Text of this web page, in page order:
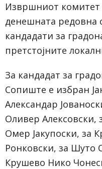
Извршниот
денешната редовна
кандадати за
претстојните
За кандадат за
Сопиште е избран
Александар
Оливер
Омер Јакупоски, за
Ронковски, за Шуто
Крушево Нико